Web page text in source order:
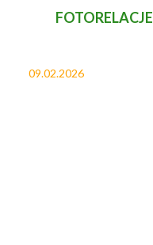
FOTORELACJE
09.02.2026